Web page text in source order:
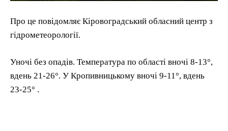
Про це повідомляє Кіровоградський обласний центр з
гідрометеорології.
Уночі без опадів. Температура по області вночі 8-13°,
вдень 21-26°. У Кропивницькому вночі 9-11°, вдень
23-25° .